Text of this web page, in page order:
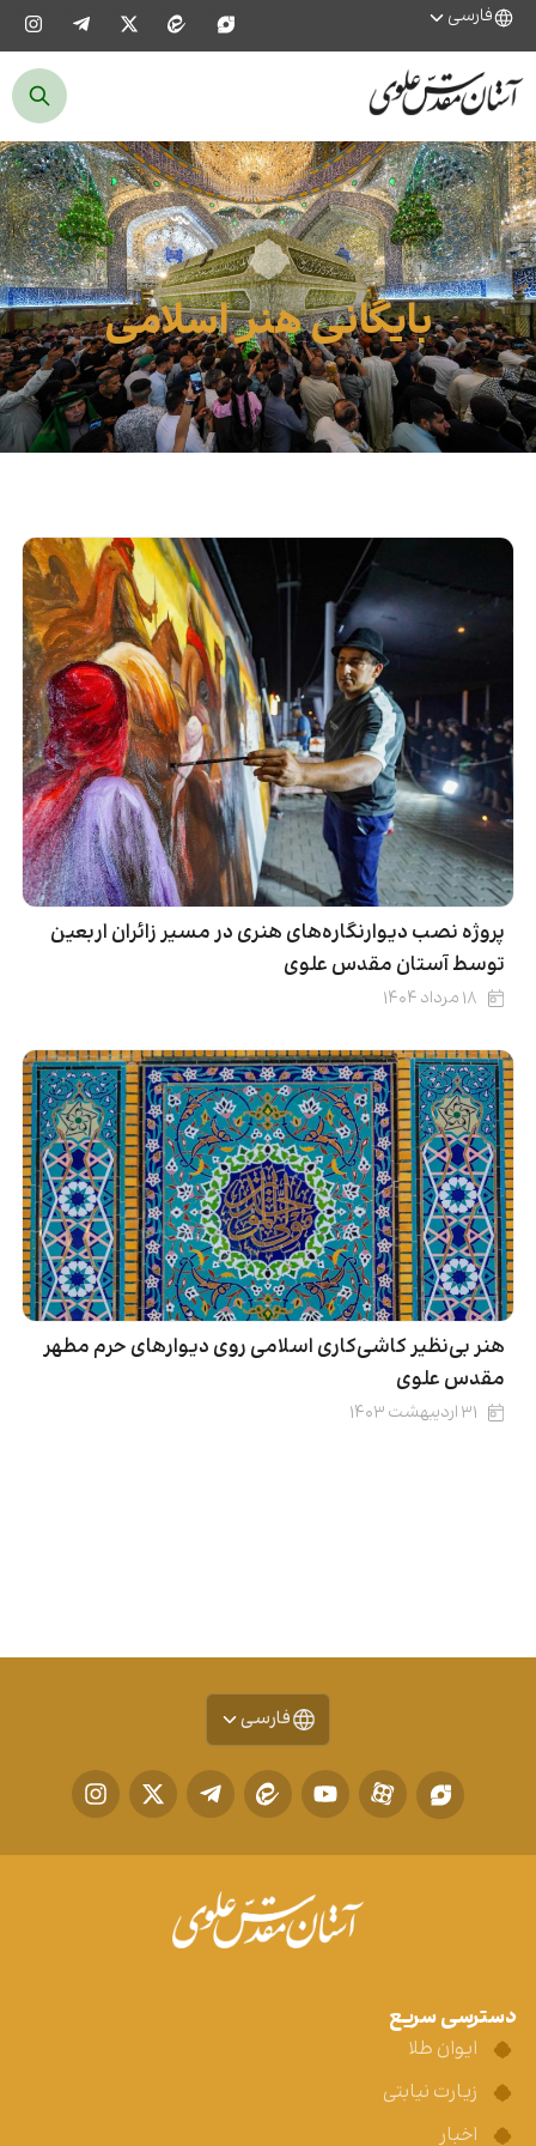
فارسی
بایگانی هنر اسلامی
پروژه نصب دیوارنگاره‌های هنری در مسیر زائران اربعین
توسط آستان مقدس علوی
۱۸ مرداد ۱۴۰۴
هنر بی‌نظیر کاشی‌کاری اسلامی روی دیوارهای حرم مطهر
مقدس علوی
۳۱ اردیبهشت ۱۴۰۳
فارسی
دسترسی سریع
ایوان طلا
زیارت نیابتی
اخبار